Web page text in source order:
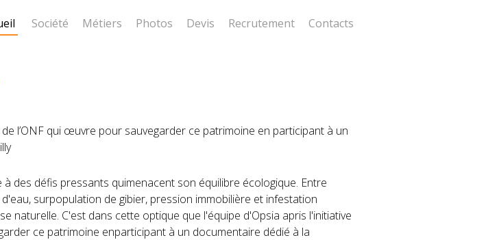
Société Métiers Photos Devis Recrutement Contacts
l’ONF qui œuvre pour sauvegarder ce patrimoine en participant à un
des défis pressants quimenacent son équilibre écologique. Entre
surpopulation de gibier, pression immobilière et infestation
naturelle. C'est dans cette optique que l'équipe d'Opsia apris l'initiative
ce patrimoine enparticipant à un documentaire dédié à la